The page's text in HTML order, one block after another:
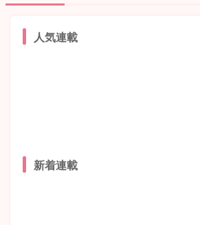
人気連載
新着連載